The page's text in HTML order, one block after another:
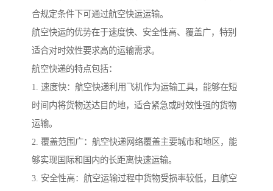
合规定条件下可通过航空快运运输。
航空快运的优势在于速度快、安全性高、覆盖广，特别
适合对时效性要求高的运输需求。
航空快递的特点包括：
1. 速度快：航空快递利用飞机作为运输工具，能够在短
时间内将货物送达目的地，适合紧急或时效性强的货物
运输。
2. 覆盖范围广：航空快递网络覆盖主要城市和地区，能
够实现国际和国内的长距离快速运输。
3. 安全性高：航空运输过程中货物受损率较低，且航空